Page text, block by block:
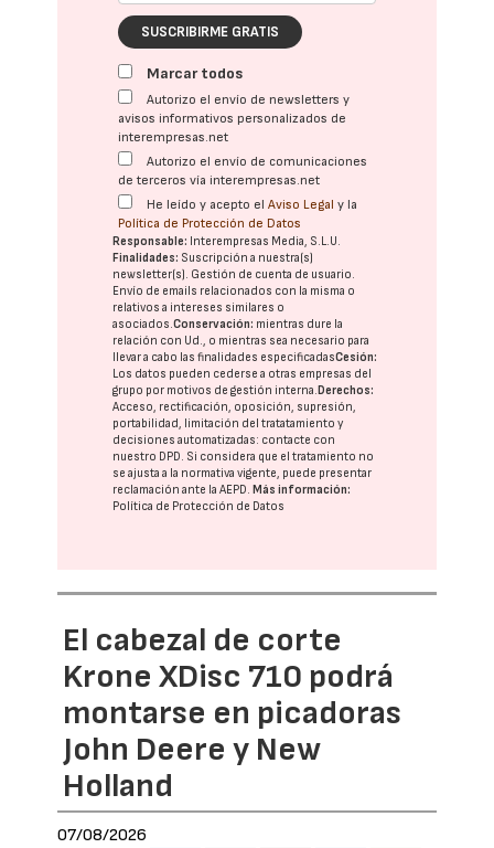
SUSCRIBIRME GRATIS
Marcar todos
Autorizo el envío de newsletters y
avisos informativos personalizados de
interempresas.net
Autorizo el envío de comunicaciones
de terceros vía interempresas.net
He leído y acepto elAviso Legal y la
Política de Protección de Datos
Responsable: Interempresas Media, S.L.U.
Finalidades: Suscripción a nuestra(s)
newsletter(s). Gestión de cuenta de usuario.
Envío de emails relacionados con la misma o
relativos a intereses similares o
asociados.Conservación: mientras dure la
relación con Ud., o mientras sea necesario para
llevar a cabo las finalidades especificadasCesión:
Los datos pueden cederse a otras empresas del
grupo por motivos de gestión interna. Derechos:
Acceso, rectificación, oposición, supresión,
portabilidad, limitación del tratatamiento y
decisiones automatizadas: contacte con
nuestro DPD. Si considera que el tratamiento no
se ajusta a la normativa vigente, puede presentar
reclamación ante laAEPD. Más información:
Política de Protección de Datos
El cabezal de corte
Krone XDisc 710 podrá
montarse en picadoras
John Deere y New
Holland
07/08/2026